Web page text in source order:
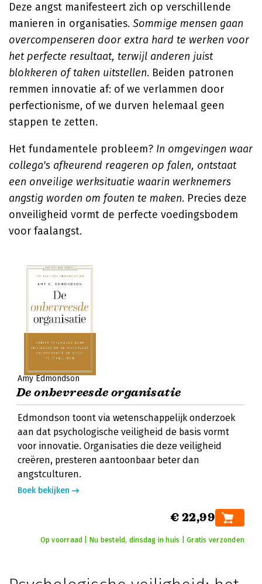
Deze angst manifesteert zich op verschillende
manieren in organisaties. Sommige mensen gaan
overcompenseren door extra hard te werken voor
het perfecte resultaat, terwijl anderen juist
blokkeren of taken uitstellen. Beiden patronen
remmen innovatie af: of we verlammen door
perfectionisme, of we durven helemaal geen
stappen te zetten.
Het fundamentele probleem? In omgevingen waar
collega's afkeurend reageren op falen, ontstaat
een onveilige werksituatie waarin werknemers
angstig worden om fouten te maken. Precies deze
onveiligheid vormt de perfecte voedingsbodem
voor faalangst.
Amy Edmondson
De onbevreesde organisatie
Edmondson toont via wetenschappelijk onderzoek
aan dat psychologische veiligheid de basis vormt
voor innovatie. Organisaties die deze veiligheid
creëren, presteren aantoonbaar beter dan
angstculturen.
Boek bekijken
€ 22,99
Op voorraad | Nu besteld, dinsdag in huis | Gratis verzonden